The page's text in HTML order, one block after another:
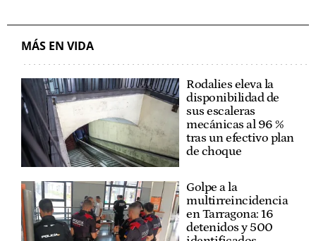
MÁS EN VIDA
Rodalies eleva la
disponibilidad de
sus escaleras
mecánicas al 96 %
tras un efectivo plan
de choque
Golpe a la
multirreincidencia
en Tarragona: 16
detenidos y 500